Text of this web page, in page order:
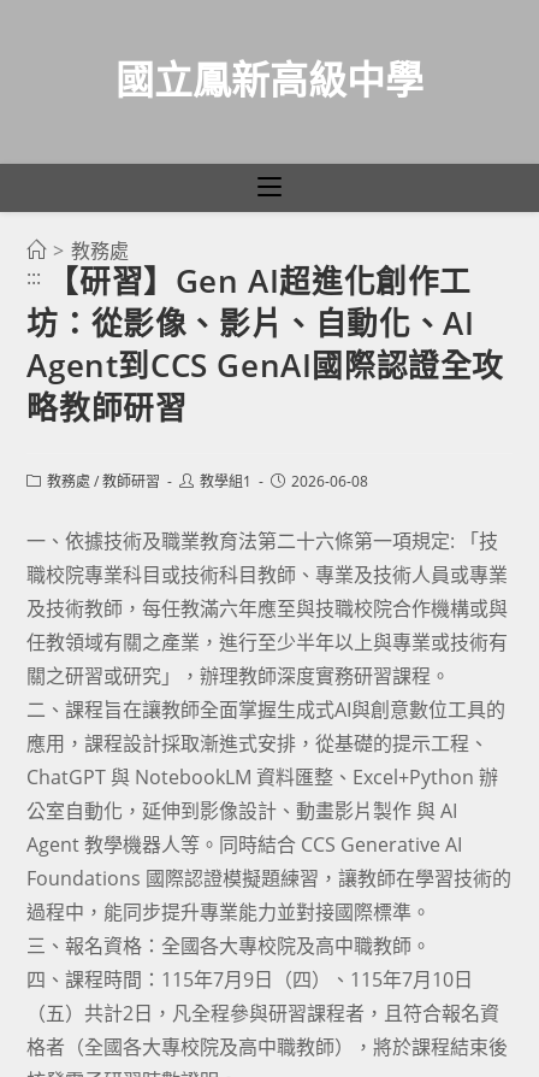
國立鳳新高級中學
> 教務處
:::
【研習】Gen AI超進化創作工
坊：從影像、影片、自動化、AI
Agent到CCS GenAI國際認證全攻
略教師研習
Post教務處 / 教師研習
Post教學組1
Post2026-06-08
一、依據技術及職業教育法第二十六條第一項規定: 「技
職校院專業科目或技術科目教師、專業及技術人員或專業
及技術教師，每任教滿六年應至與技職校院合作機構或與
任教領域有關之產業，進行至少半年以上與專業或技術有
關之研習或研究」，辦理教師深度實務研習課程。
二、課程旨在讓教師全面掌握生成式AI與創意數位工具的
應用，課程設計採取漸進式安排，從基礎的提示工程、
ChatGPT 與 NotebookLM 資料匯整、Excel+Python 辦
公室自動化，延伸到影像設計、動畫影片製作 與 AI
Agent 教學機器人等。同時結合 CCS Generative AI
Foundations 國際認證模擬題練習，讓教師在學習技術的
過程中，能同步提升專業能力並對接國際標準。
三、報名資格：全國各大專校院及高中職教師。
四、課程時間：115年7月9日（四）、115年7月10日
（五）共計2日，凡全程參與研習課程者，且符合報名資
格者（全國各大專校院及高中職教師），將於課程結束後